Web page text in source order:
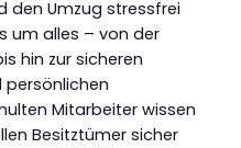
den Umzug stressfrei
um alles – von der
hin zur sicheren
persönlichen
Mitarbeiter wissen
Besitztümer sicher